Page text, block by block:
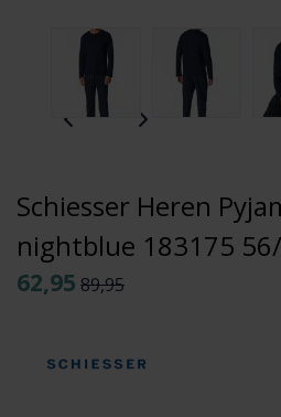
Schiesser Heren
nightblue 183175
62,95 89,95